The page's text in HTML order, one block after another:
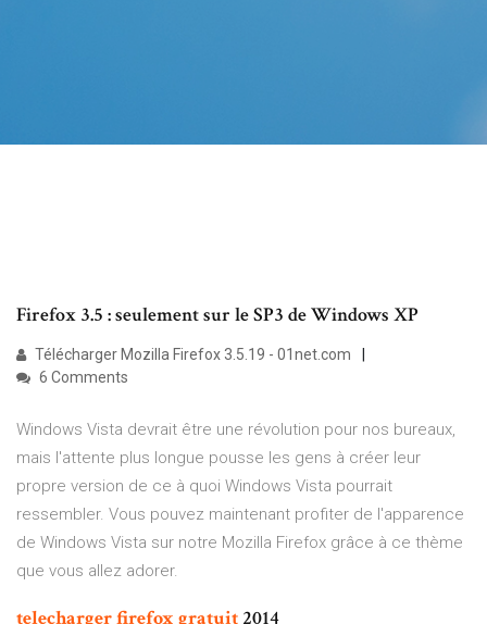
Firefox 3.5 : seulement sur le SP3 de Windows XP
Télécharger Mozilla Firefox 3.5.19 - 01net.com
6 Comments
Windows Vista devrait être une révolution pour nos bureaux,
mais l'attente plus longue pousse les gens à créer leur
propre version de ce à quoi Windows Vista pourrait
ressembler. Vous pouvez maintenant profiter de l'apparence
de Windows Vista sur notre Mozilla Firefox grâce à ce thème
que vous allez adorer.
telechargerfirefox gratuit 2014